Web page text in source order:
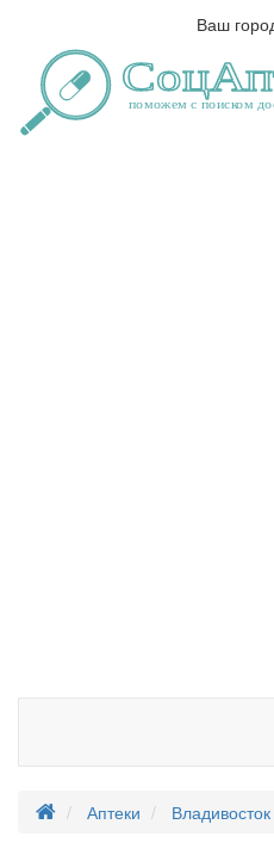
Ваш
Аптеки Владивосток